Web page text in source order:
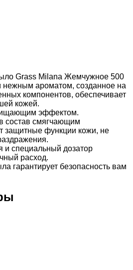
Grass Milana Жемчужное 500
нежным ароматом, созданное на
компонентов, обеспечивает
кожей.
эффектом.
состав смягчающим
защитные функции кожи, не
и специальный дозатор
расход.
гарантирует безопасность вам